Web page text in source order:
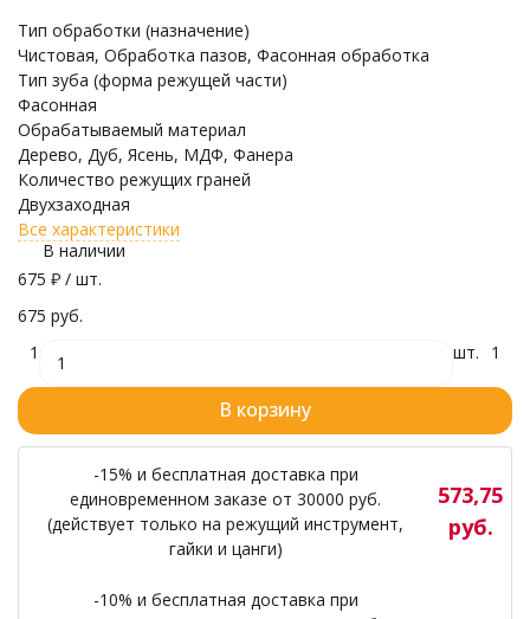
Тип обработки (назначение)
Чистовая, Обработка пазов, Фасонная обработка
Тип зуба (форма режущей части)
Фасонная
Обрабатываемый материал
Дерево, Дуб, Ясень, МДФ, Фанера
Количество режущих граней
Двухзаходная
Все характеристики
В наличии
675 ₽ / шт.
675 руб.
1
шт. 1
В корзину
-15% и бесплатная доставка при
единовременном заказе от 30000 руб.
(действует только на режущий инструмент,
гайки и цанги)
573,75
руб.
-10% и бесплатная доставка при